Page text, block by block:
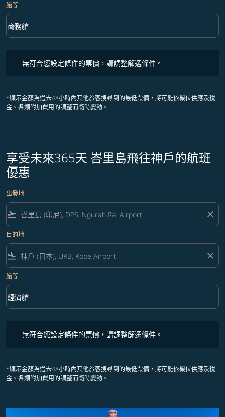
艙等
艙等 option 商務艙 Selected
商務艙
keyboard_arrow_down
無符合您設定條件的票價，請調整篩選條件。
*顯示金額為過去48小時內其他旅客搜尋到的最低票價，將可能依機位供應及稅
金、各類附加費用的調整而隨時變動。
享受未來365天 峇里島飛往神戶的航班
優惠
出發地
flight_takeoff close
目的地
flight_land close
艙等
艙等 option 經濟艙 Selected
經濟艙
keyboard_arrow_down
無符合您設定條件的票價，請調整篩選條件。
*顯示金額為過去48小時內其他旅客搜尋到的最低票價，將可能依機位供應及稅
金、各類附加費用的調整而隨時變動。